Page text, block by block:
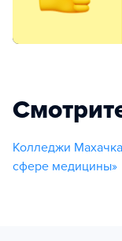
Колледжи
сфере медицины»